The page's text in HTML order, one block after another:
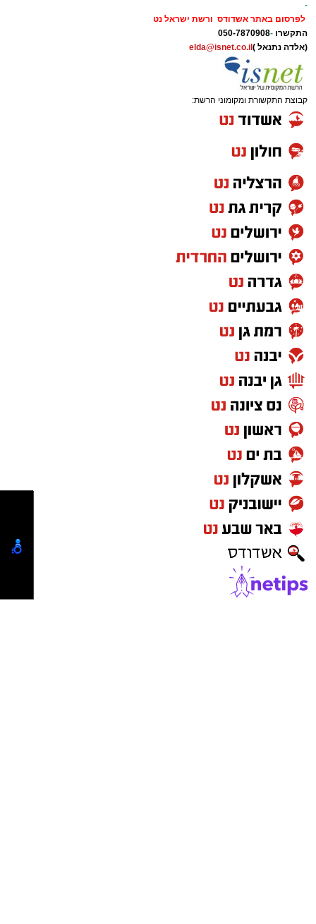
הפעלת התדירות הגבוהה בחנוכה תשמש
כתקופת מבחן, ולאחריה תיבחן האפשרות להחיל
את המתכונת החדשה גם על שאר ימי יומא דפגרא
במהלך השנה.
חבר מועצת העיר שמואל שוק מסר כי מדובר
בעבודה מתמשכת הנעשית לאורך השנה כולה מול
חברת אלקטרה אפיקים ומנהל התנועה ארצי מר
שי סעדון ומשרד התחבורה לחיזוק התחבורה
הציבורית. לדבריו, הקו הישיר בין אשדוד לבית
שמש, שהחל לפעול רק לפני מספר שנים, הגיע
כעת לרמת שירות גבוהה, בדומה לשירות לערים
הגדולות, עם מענה רחב ונגיש לציבור הנוסעים.
שוק הוסיף כי התקווה היא שבקרוב ניתן יהיה
להביא בשורות טובות נוספות גם בנוגע להרחבת
השירות לימי השנה כולם, ושנצליח תמיד גם
בתחב"צ מוסיף והולך
מעוניינים להגיב? לדווח ? צרו איתנו קשר במייל -
ASHDODS@ISNET.CO.IL
הודעות לאתר אשדודס ניתן לשלוח בדוא"ל:
ASHDODS@ISNET.CO.IL
-
לפרסום באתר אשדודס ורשת ישראל נט
התקשרו
050-7870908
(אלדה נתנאל )elda@isnet.co.il
קבוצת התקשורת ומקומוני הרשת: